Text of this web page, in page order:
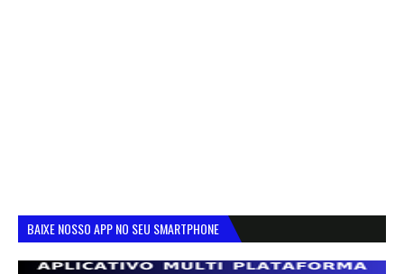
BAIXE NOSSO APP NO SEU SMARTPHONE